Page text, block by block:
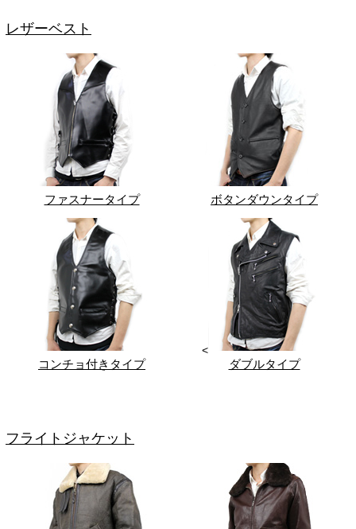
レザーベスト
ファスナータイプ ボタンダウンタイプ
コンチョ付きタイプ
<
ダブルタイプ
フライトジャケット